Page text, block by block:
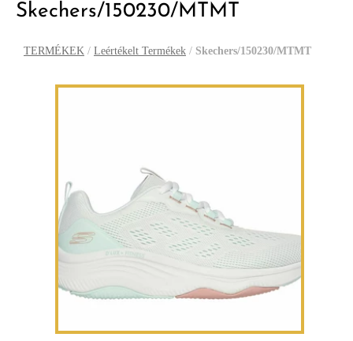
Skechers/150230/MTMT
TERMÉKEK / Leértékelt Termékek / Skechers/150230/MTMT